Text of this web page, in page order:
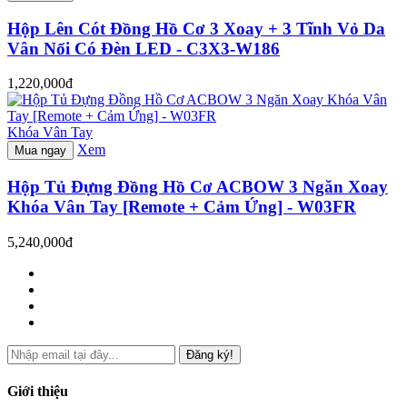
Hộp Lên Cót Đồng Hồ Cơ 3 Xoay + 3 Tĩnh Vỏ Da
Vân Nổi Có Đèn LED - C3X3-W186
1,220,000đ
Khóa Vân Tay
Mua ngay Xem
Hộp Tủ Đựng Đồng Hồ Cơ ACBOW 3 Ngăn Xoay
Khóa Vân Tay [Remote + Cảm Ứng] - W03FR
5,240,000đ
Đăng ký!
Giới thiệu